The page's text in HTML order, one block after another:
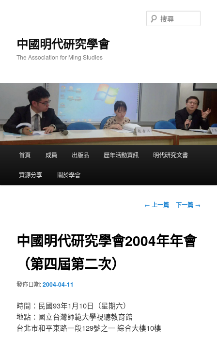
中國明代研究學會
The Association for Ming Studies
尋
首頁 成員 出版品 歷年活動資訊 明代研究文書
資源分享 關於學會
文
覽
← 上一篇 下一篇 →
中國明代研究學會2004年年會
（第四屆第二次）
發佈日期:2004-04-11
時間：民國93年1月10日（星期六）
地點：國立台灣師範大學視聽教育館
台北市和平東路一段129號之一 綜合大樓10樓